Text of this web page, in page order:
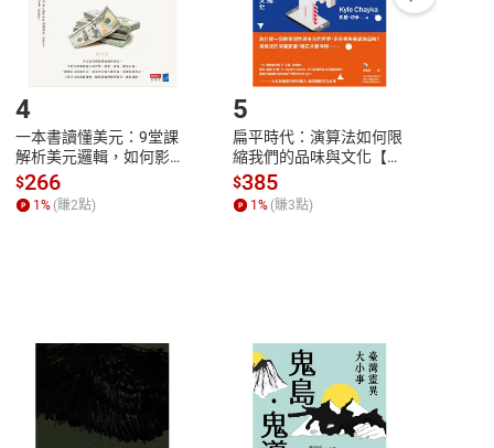
號，下載書籍後看書
4
一本書讀懂美元：9堂課
解析美元邏輯，如何影響
全球經濟和每個人的投資
【電子書】
$266
1% (賺2點)
5
扁平時代：演算法如何限
縮我們的品味與文化【電
子書】
$385
1% (賺3點)